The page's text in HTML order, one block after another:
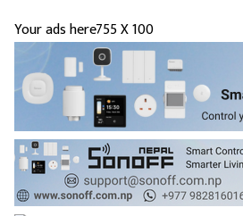
Your ads here755 X 100